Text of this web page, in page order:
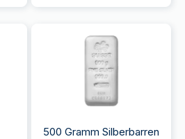
500 Gramm Silberbarren